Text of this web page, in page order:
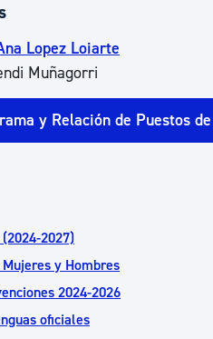
Lopez Loiarte
Muñagorri
y Relación de Puestos
2027)
y Hombres
2024-2026
oficiales